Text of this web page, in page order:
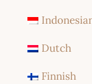
Dutch
Finnish